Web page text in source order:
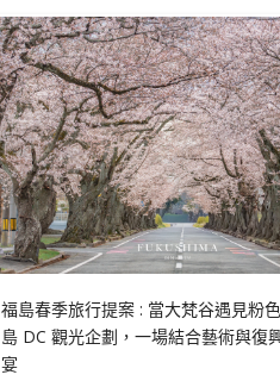
福島春季旅行提案 : 當大梵谷遇見粉
島 DC 觀光企劃，一場結合藝術與復
宴